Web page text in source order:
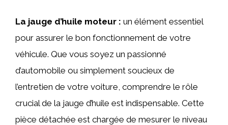
La jauge d’huile moteur : un élément essentiel
pour assurer le bon fonctionnement de votre
véhicule. Que vous soyez un passionné
d’automobile ou simplement soucieux de
l’entretien de votre voiture, comprendre le rôle
crucial de la jauge d’huile est indispensable. Cette
pièce détachée est chargée de mesurer le niveau